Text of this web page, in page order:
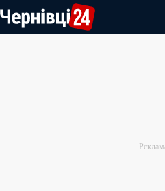
до
вмісту